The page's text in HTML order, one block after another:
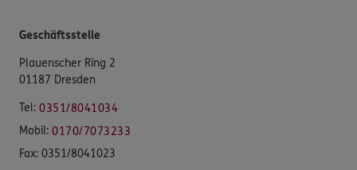
Geschäftsstelle
Plauenscher Ring 2
01187 Dresden
Tel: 0351/8041034
Mobil: 0170/7073233
Fax: 0351/8041023